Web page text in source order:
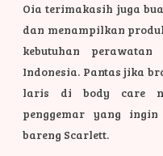
Oia terimakasih juga
dan menampilkan
kebutuhan
Indonesia. Pantas jika
laris di body care
penggemar yang
bareng Scarlett.